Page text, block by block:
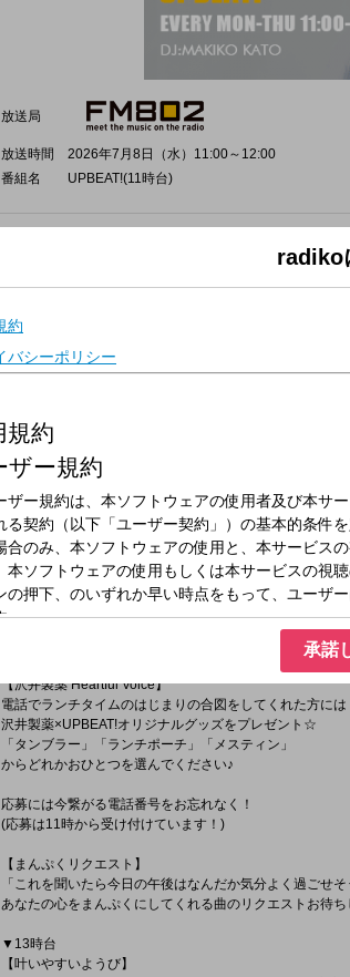
放送局
放送時間
2026年7月8日（水）11:00～12:00
番組名
UPBEAT!(11時台)
11時から14時の3時間！
アッパーに彩っていきます☆
★13時台中盤
▼UPBEAT!のお楽しみ【カトールーレット】♪
日替わりで5曲が入ったルーレットです！
どの曲が聞こえてくるでしょうか?？？
▼11時台
【FUJI ROCKを語ロックBEAT!】
再来週から開催のFUJI ROCK FESTIVAL'26に向けて
フジロックを愛するアーティストが魅力を語ります！
今日は、【 w.o.d. 】が三人揃って登場！
【沢井製薬 Heartful Voice】
電話でランチタイムのはじまりの合図をしてくれた方には
沢井製薬×UPBEAT!オリジナルグッズをプレゼント☆
「タンブラー」「ランチポーチ」「メスティン」
からどれかおひとつを選んでください♪
応募には今繋がる電話番号をお忘れなく！
(応募は11時から受け付けています！)
【まんぷくリクエスト】
「これを聞いたら今日の午後はなんだか気分よく過ごせそ
あなたの心をまんぷくにしてくれる曲のリクエストお待ち
▼13時台
【叶いやすいようび】
radiko
承諾